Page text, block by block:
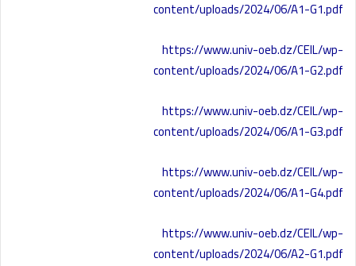
content/uploads/2024/06/A1-G1.pdf
https://www.univ-oeb.dz/CEIL/wp-
content/uploads/2024/06/A1-G2.pdf
https://www.univ-oeb.dz/CEIL/wp-
content/uploads/2024/06/A1-G3.pdf
https://www.univ-oeb.dz/CEIL/wp-
content/uploads/2024/06/A1-G4.pdf
https://www.univ-oeb.dz/CEIL/wp-
content/uploads/2024/06/A2-G1.pdf